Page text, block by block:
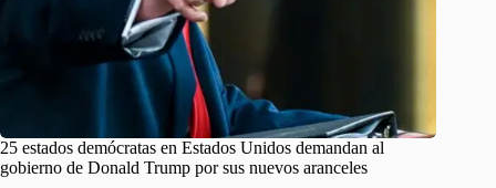
25 estados demócratas en Estados Unidos demandan al
gobierno de Donald Trump por sus nuevos aranceles